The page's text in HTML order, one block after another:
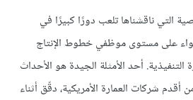
التي ناقشناها تلعب دورًا كبيرًا في
على مستوى موظفي خطوط الإنتاج
أحد الأمثلة الجيدة هو الأحداث
أقدم شركات العمارة الأمريكية، دقّق أثناء